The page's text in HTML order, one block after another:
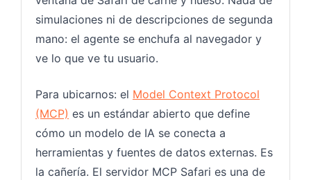
simulaciones ni de descripciones de segunda
mano: el agente se enchufa al navegador y
ve lo que ve tu usuario.
Para ubicarnos: el Model Context Protocol
(MCP) es un estándar abierto que define
cómo un modelo de IA se conecta a
herramientas y fuentes de datos externas. Es
la cañería. El servidor MCP Safari es una de